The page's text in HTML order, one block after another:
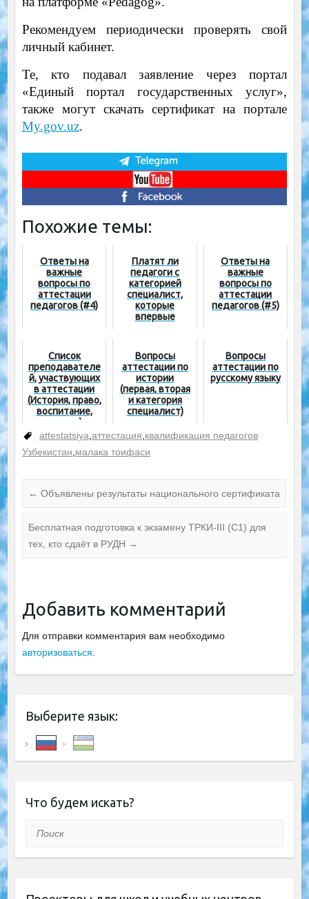
Рекомендуем периодически проверять свой
личный кабинет.
Те, кто подавал заявление через портал
«Единый портал государственных услуг»,
также могут скачать сертификат на портале
My.gov.uz.
Похожие темы:
Ответы на
важные
вопросы по
аттестации
педагогов (#4)
Платят ли
педагоги с
категорией
специалист,
которые
впервые
осуществляетс
я оплата за
аттестацию?
Ответы на
важные
вопросы по
аттестации
педагогов (#5)
Список
преподавателе
й, участвующих
в аттестации
(История, право,
воспитание,
музыка)
Вопросы
аттестации по
истории
(первая, вторая
и категория
специалист)
Вопросы
аттестации по
русскому языку
attestatsiya,аттестация,квалификация педагогов
Узбекистан,малака тоифаси
← Объявлены результаты национального сертификата
Бесплатная подготовка к экзамену ТРКИ-III (C1) для
тех, кто сдаёт в РУДН →
Добавить комментарий
Для отправки комментария вам необходимо
авторизоваться.
Выберите язык:
Что будем искать?
Поиск